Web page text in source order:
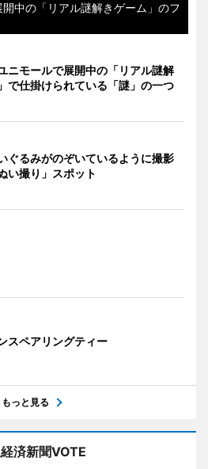
中の「リアル謎解きゲーム」のフ
ニモールで展開中の「リアル謎解
で仕掛けられている「謎」の一つ
ぐるみがのぞいているように撮影
い撮り」スポット
スペアリングティー
もっと見る
済新聞VOTE